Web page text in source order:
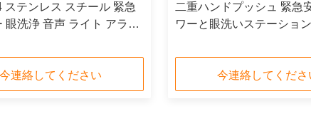
ステンレス スチール 緊急
眼洗浄 音声 ライト アラー
今連絡してください
二重ハンドプッシュ 緊急
ワーと眼洗いステーショ
今連絡してくださ